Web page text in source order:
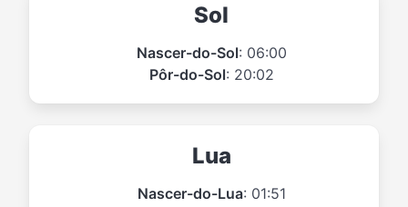
Sol
Nascer-do-Sol: 06:00
Pôr-do-Sol: 20:02
Lua
Nascer-do-Lua: 01:51